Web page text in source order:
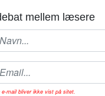
mellem læsere
e-mail bliver ikke vist på sitet.